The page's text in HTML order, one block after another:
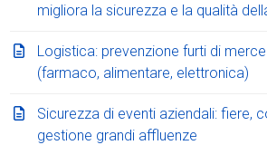
migliora la sicurezza e la qualità
Logistica: prevenzione furti di
(farmaco, alimentare, elettronica)
Sicurezza di eventi aziendali: fiere,
gestione grandi affluenze